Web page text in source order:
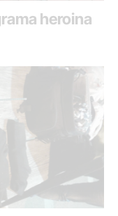
heroina